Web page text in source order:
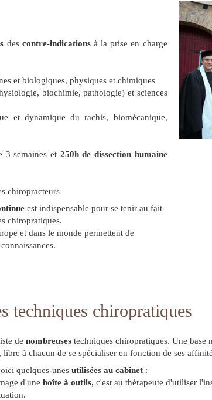
des contre-indicationsà la prise en charge
et biologiques, physiques et chimiques
biochimie, pathologie) et sciences
et dynamique du rachis, biomécanique,
3 semaines et 250h de dissection humaine
chiropracteurs
est indispensable pour se tenir au fait
chiropratiques.
et dans le monde permettent de
techniques chiropratiques
denombreuses techniques chiropratiques. Une base
libre à chacun de se spécialiser en fonction de ses
quelques-unesutilisées au cabinet :
d'uneboîte à outils, c'est au thérapeute d'utiliser